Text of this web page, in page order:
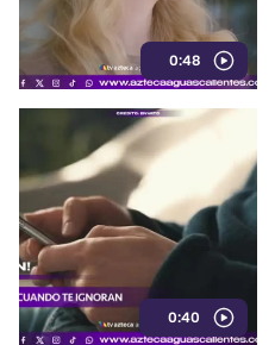
0:48
0:40